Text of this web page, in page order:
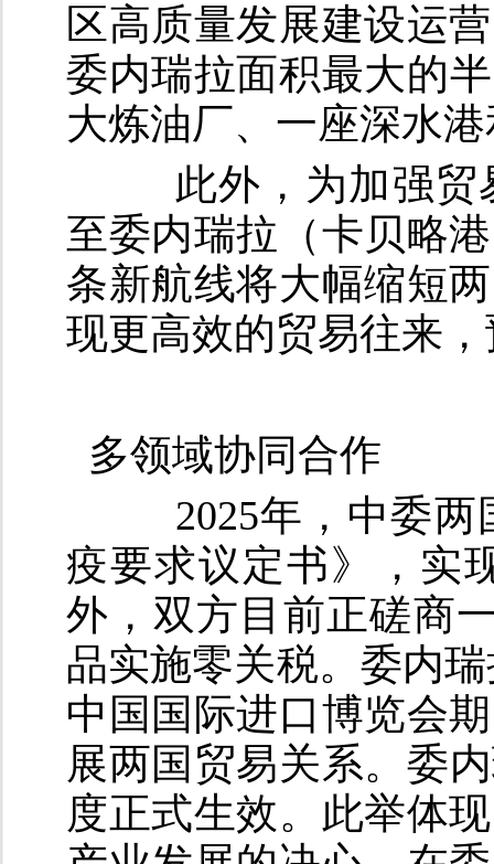
区高质量发展建设运
委内瑞拉面积最大的
大炼油厂、一座深水
此外，为加强贸易
至委内瑞拉（卡贝略
条新航线将大幅缩短
现更高效的贸易往来
多领域协同合作
2025年，中委两
疫要求议定书》，实
外，双方目前正磋商
品实施零关税。委内
中国国际进口博览会
展两国贸易关系。委
度正式生效。此举体